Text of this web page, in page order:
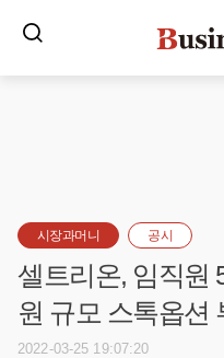
시장과머니 공시
셀트리온, 임직원
원 규모 스톡옵션
2022-03-25 19:07:20